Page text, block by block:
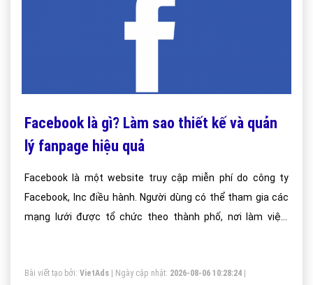
Facebook là gì? Làm sao thiết kế và quản
lý fanpage hiệu quả
Facebook là một website truy cập miễn phí do công ty
Facebook, Inc điều hành. Người dùng có thể tham gia các
mạng lưới được tổ chức theo thành phố, nơi làm việc,
Bài viết tạo bởi: VietAds | Ngày cập nhật: 2026-08-06 10:28:24